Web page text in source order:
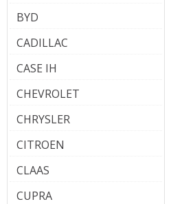
BYD
CADILLAC
CASE IH
CHEVROLET
CHRYSLER
CITROEN
CLAAS
CUPRA